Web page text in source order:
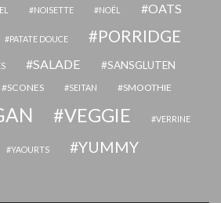
NOISETTE NOËL OATS
PATATE DOUCE PORRIDGE
SALADE SANSGLUTEN
SCONES SEITAN SMOOTHIE
VEGGIE VERRINE
YAOURTS YUMMY